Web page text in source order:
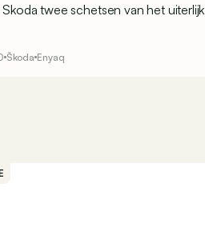
twee schetsen van het uiterlijk
Škoda Enyaq